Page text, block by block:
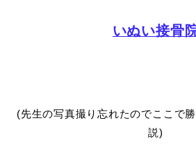
いぬい接骨
(先生の写真撮り忘れたのでここで
説)